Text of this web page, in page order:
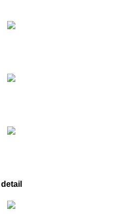
detail